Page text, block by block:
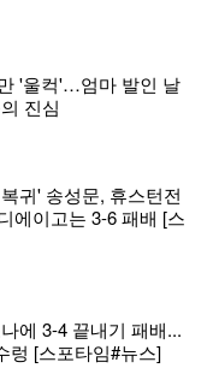
'울컥'…엄마 발인 날
진심
귀' 송성문, 휴스턴전
에이고는 3-6 패배 [스
에 3-4 끝내기 패배...
렁 [스포타임#뉴스]